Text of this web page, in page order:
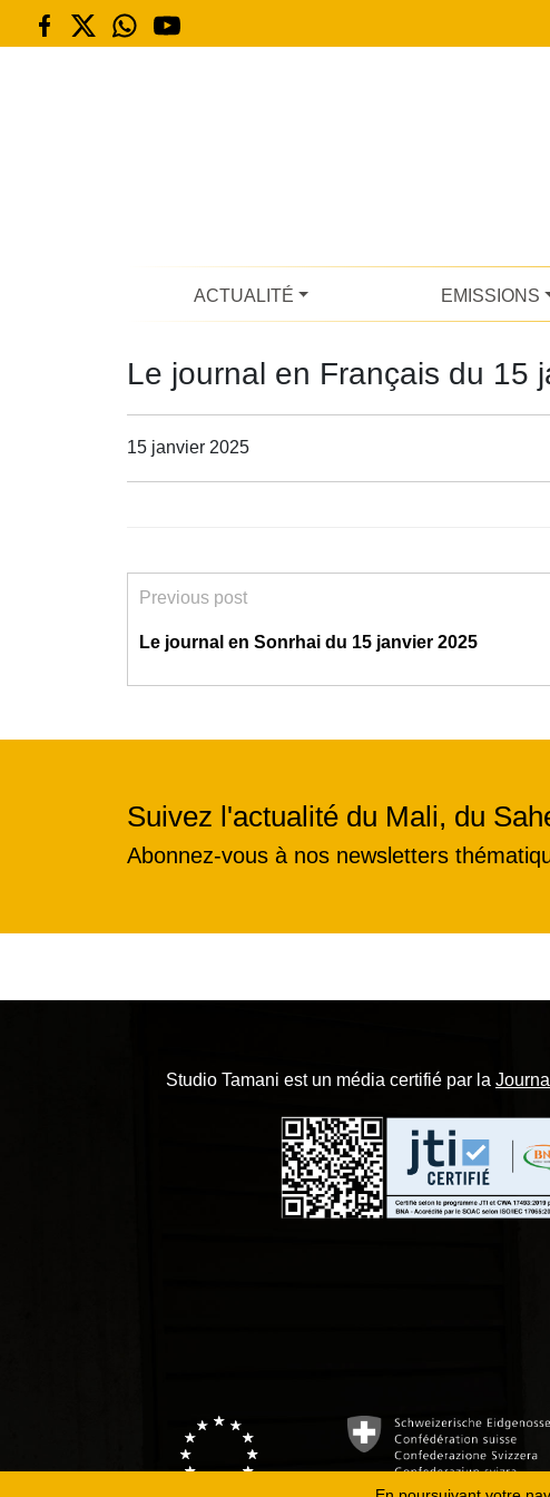
ACTUALITÉ EMISSIONS
Le journal en Français du 15
15 janvier 2025
Previous post
Le journal en Sonrhai du 15 janvier 2025
Suivez l'actualité du Mali, du
Abonnez-vous à nos newsletters
Studio Tamani est un média certifié par la